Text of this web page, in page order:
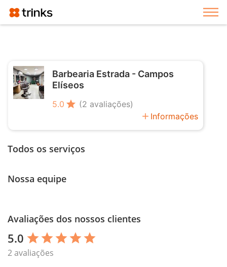
Barbearia Estrada - Campos
Elíseos
5.0 star (2 avaliações)
add Informações
Todos os serviços
Nossa equipe
Avaliações dos nossos clientes
5.0 star star star star star
2 avaliações